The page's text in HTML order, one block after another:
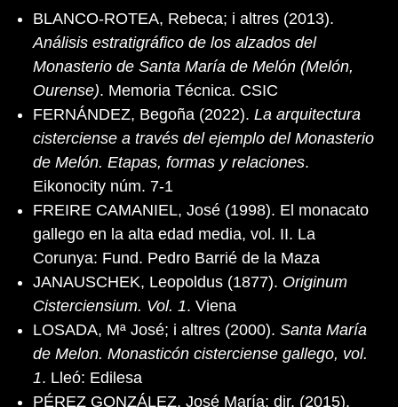
BLANCO-ROTEA, Rebeca; i altres (2013).
Análisis estratigráfico de los alzados del
Monasterio de Santa María de Melón (Melón,
Ourense). Memoria Técnica. CSIC
FERNÁNDEZ, Begoña (2022). La arquitectura
cisterciense a través del ejemplo del Monasterio
de Melón. Etapas, formas y relaciones.
Eikonocity núm. 7-1
FREIRE CAMANIEL, José (1998). El monacato
gallego en la alta edad media, vol. II. La
Corunya: Fund. Pedro Barrié de la Maza
JANAUSCHEK, Leopoldus (1877). Originum
Cisterciensium. Vol. 1. Viena
LOSADA, Mª José; i altres (2000). Santa María
de Melon. Monasticón cisterciense gallego, vol.
1. Lleó: Edilesa
PÉREZ GONZÁLEZ, José María; dir. (2015).